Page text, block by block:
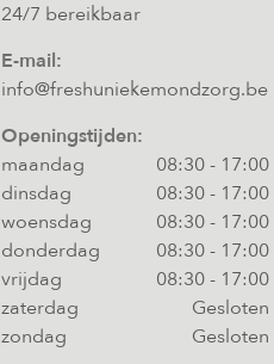
24/7 bereikbaar
E-mail:
info@freshuniekemondzorg.be
Openingstijden:
maandag
08:30- 17:00
dinsdag
08:30- 17:00
woensdag
08:30- 17:00
donderdag
08:30- 17:00
vrijdag
08:30- 17:00
zaterdag
Gesloten
zondag
Gesloten